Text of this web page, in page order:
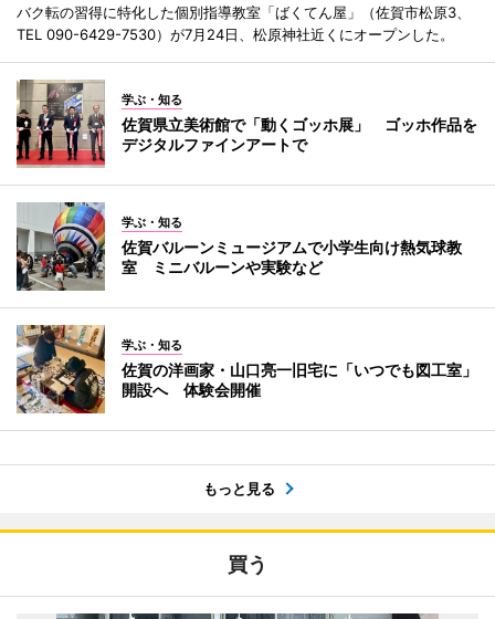
バク転の習得に特化した個別指導教室「ばくてん屋」（佐賀市松原3、
TEL 090-6429-7530）が7月24日、松原神社近くにオープンした。
学ぶ・知る
佐賀県立美術館で「動くゴッホ展」 ゴッホ作品を
デジタルファインアートで
学ぶ・知る
佐賀バルーンミュージアムで小学生向け熱気球教
室 ミニバルーンや実験など
学ぶ・知る
佐賀の洋画家・山口亮一旧宅に「いつでも図工室」
開設へ 体験会開催
もっと見る
買う